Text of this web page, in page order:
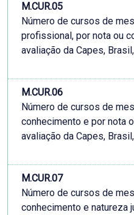
M.CUR.05
Número de cursos de
profissional, por nota ou
avaliação da Capes,
M.CUR.06
Número de cursos de
conhecimento e por nota
avaliação da Capes,
M.CUR.07
Número de cursos de
conhecimento e natureza